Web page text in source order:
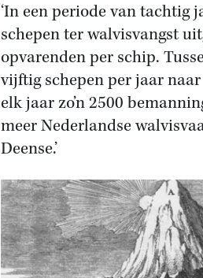
‘In een periode van tachtig
schepen ter walvisvangst
opvarenden per schip.
vijftig schepen per jaar
elk jaar zo’n 2500
meer Nederlandse
Deense.’